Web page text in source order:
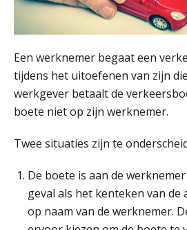
Een werknemer begaat een
tijdens het uitoefenen van zijn
werkgever betaalt de
boete niet op zijn werknemer.
Twee situaties zijn te
De boete is aan de
geval als het kenteken van
op naam van de werknemer.
AUG
Markus Verbeek
14
AUG
Markus Verbeek
AUG
Markus Verbeek
20
Module